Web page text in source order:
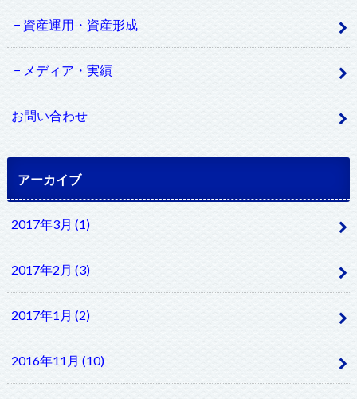
資産運用・資産形成
メディア・実績
お問い合わせ
アーカイブ
2017年3月 (1)
2017年2月 (3)
2017年1月 (2)
2016年11月 (10)